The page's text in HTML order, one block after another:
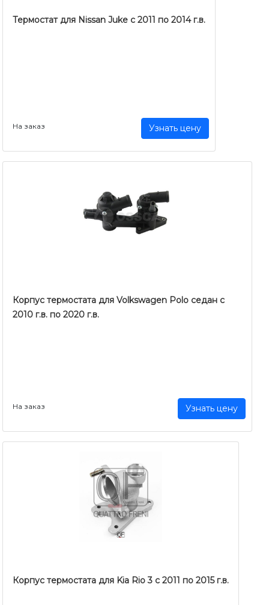
Термостат для Nissan Juke с 2011 по 2014 г.в.
На заказ Узнать цену
Корпус термостата для Volkswagen Polo седан с
2010 г.в. по 2020 г.в.
На заказ Узнать цену
Корпус термостата для Kia Rio 3 c 2011 по 2015 г.в.